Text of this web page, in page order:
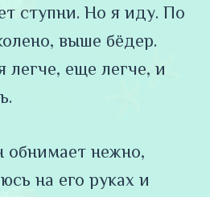
ступни. Но я иду. По
выше бёдер.
легче, еще легче, и
обнимает нежно,
на его руках и